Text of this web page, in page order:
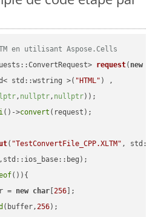
en utilisant Aspose.Cells
request( new
std::wstring >(
"HTML" ) ,
, nullptr, nullptr))
()->convert
( "TestConvertFile_CPP.XLTM" ,
,std::ios_base::beg);
()){
= new char [256 ];
(buffer,256);